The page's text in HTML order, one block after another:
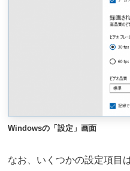
Windowsの「設定」画面
なお、いくつかの設定項目